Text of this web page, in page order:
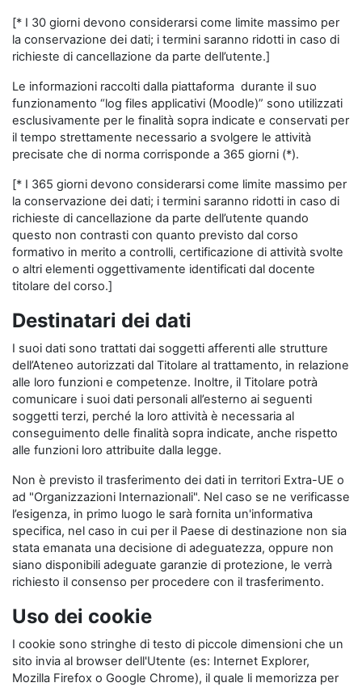
[* I 30 giorni devono considerarsi come limite massimo per
la conservazione dei dati; i termini saranno ridotti in caso di
richieste di cancellazione da parte dell’utente.]
Le informazioni raccolti dalla piattaforma durante il suo
funzionamento “log files applicativi (Moodle)” sono utilizzati
esclusivamente per le finalità sopra indicate e conservati per
il tempo strettamente necessario a svolgere le attività
precisate che di norma corrisponde a 365 giorni (*).
[* I 365 giorni devono considerarsi come limite massimo per
la conservazione dei dati; i termini saranno ridotti in caso di
richieste di cancellazione da parte dell’utente quando
questo non contrasti con quanto previsto dal corso
formativo in merito a controlli, certificazione di attività svolte
o altri elementi oggettivamente identificati dal docente
titolare del corso.]
Destinatari dei dati
I suoi dati sono trattati dai soggetti afferenti alle strutture
dell’Ateneo autorizzati dal Titolare al trattamento, in relazione
alle loro funzioni e competenze. Inoltre, il Titolare potrà
comunicare i suoi dati personali all’esterno ai seguenti
soggetti terzi, perché la loro attività è necessaria al
conseguimento delle finalità sopra indicate, anche rispetto
alle funzioni loro attribuite dalla legge.
Non è previsto il trasferimento dei dati in territori Extra-UE o
ad "Organizzazioni Internazionali". Nel caso se ne verificasse
l’esigenza, in primo luogo le sarà fornita un'informativa
specifica, nel caso in cui per il Paese di destinazione non sia
stata emanata una decisione di adeguatezza, oppure non
siano disponibili adeguate garanzie di protezione, le verrà
richiesto il consenso per procedere con il trasferimento.
Uso dei cookie
I cookie sono stringhe di testo di piccole dimensioni che un
sito invia al browser dell'Utente (es: Internet Explorer,
Mozilla Firefox o Google Chrome), il quale li memorizza per